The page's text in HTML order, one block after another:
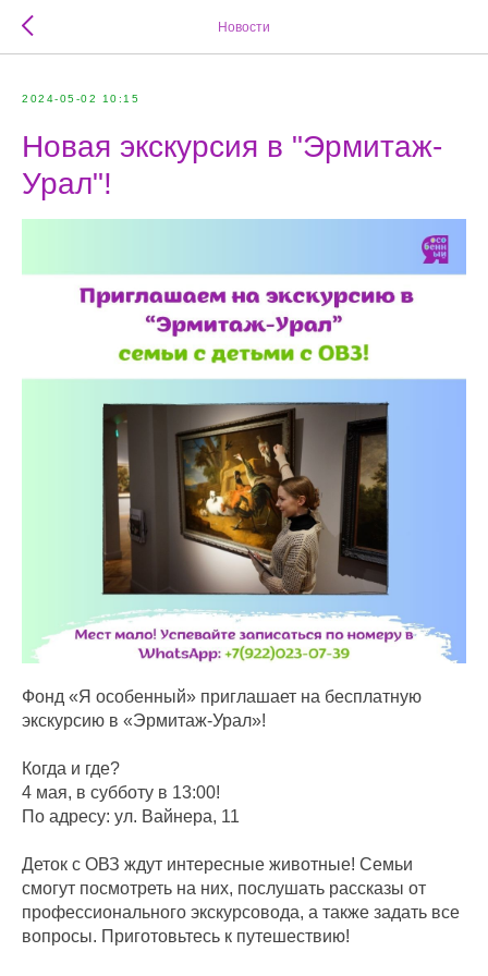
Новости
2024-05-02 10:15
Новая экскурсия в "Эрмитаж-
Урал"!
Фонд «Я особенный» приглашает на бесплатную
экскурсию в «Эрмитаж-Урал»!
Когда и где?
4 мая, в субботу в 13:00!
По адресу: ул. Вайнера, 11
Деток с ОВЗ ждут интересные животные! Семьи
смогут посмотреть на них, послушать рассказы от
профессионального экскурсовода, а также задать все
вопросы. Приготовьтесь к путешествию!